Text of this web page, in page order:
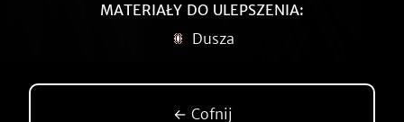
MATERIAŁY DO ULEPSZENIA:
Dusza
← Cofnij